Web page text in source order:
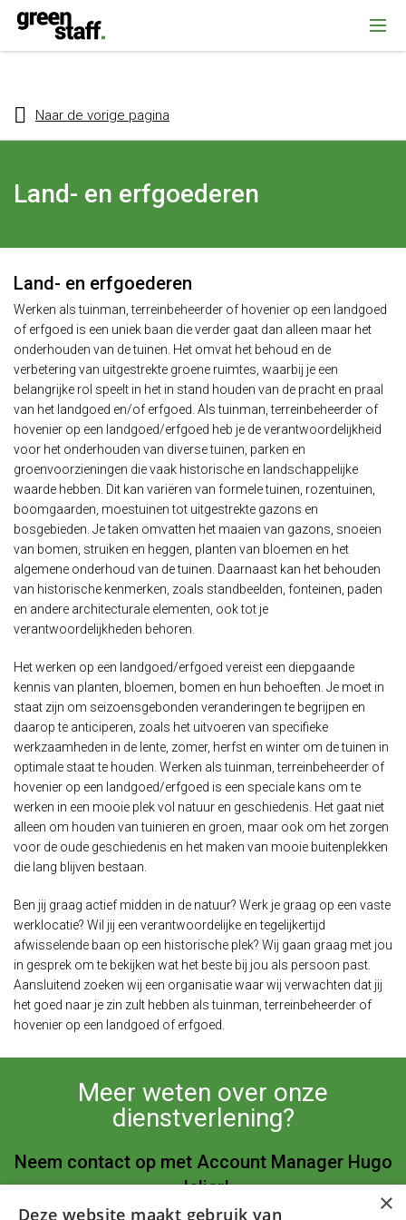
{ "@context": "https://schema.org", "@type": "Organization", "name":
""Greenstaff, "url": "https://www.greenstaff.nl", "logo": "" }
Naar de vorige pagina
Land- en erfgoederen
Land- en erfgoederen
Werken als tuinman, terreinbeheerder of hovenier op een landgoed
of erfgoed is een uniek baan die verder gaat dan alleen maar het
onderhouden van de tuinen. Het omvat het behoud en de
verbetering van uitgestrekte groene ruimtes, waarbij je een
belangrijke rol speelt in het in stand houden van de pracht en praal
van het landgoed en/of erfgoed. Als tuinman, terreinbeheerder of
hovenier op een landgoed/erfgoed heb je de verantwoordelijkheid
voor het onderhouden van diverse tuinen, parken en
groenvoorzieningen die vaak historische en landschappelijke
waarde hebben. Dit kan variëren van formele tuinen, rozentuinen,
boomgaarden, moestuinen tot uitgestrekte gazons en
bosgebieden. Je taken omvatten het maaien van gazons, snoeien
van bomen, struiken en heggen, planten van bloemen en het
algemene onderhoud van de tuinen. Daarnaast kan het behouden
van historische kenmerken, zoals standbeelden, fonteinen, paden
en andere architecturale elementen, ook tot je
verantwoordelijkheden behoren.
Het werken op een landgoed/erfgoed vereist een diepgaande
kennis van planten, bloemen, bomen en hun behoeften. Je moet in
staat zijn om seizoensgebonden veranderingen te begrijpen en
daarop te anticiperen, zoals het uitvoeren van specifieke
werkzaamheden in de lente, zomer, herfst en winter om de tuinen in
optimale staat te houden. Werken als tuinman, terreinbeheerder of
hovenier op een landgoed/erfgoed is een speciale kans om te
werken in een mooie plek vol natuur en geschiedenis. Het gaat niet
alleen om houden van tuinieren en groen, maar ook om het zorgen
voor de oude geschiedenis en het maken van mooie buitenplekken
die lang blijven bestaan.
Ben jij graag actief midden in de natuur? Werk je graag op een vaste
werklocatie? Wil jij een verantwoordelijke en tegelijkertijd
afwisselende baan op een historische plek? Wij gaan graag met jou
in gesprek om te bekijken wat het beste bij jou als persoon past.
Aansluitend zoeken wij een organisatie waar wij verwachten dat jij
het goed naar je zin zult hebben als tuinman, terreinbeheerder of
hovenier op een landgoed of erfgoed.
Meer weten over onze
dienstverlening?
Neem contact op met Account Manager Hugo
Jelier!
×
Deze website maakt gebruik van